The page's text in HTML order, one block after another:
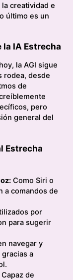
creatividad e
último es un
IA Estrecha
la AGI sigue
rodea, desde
de
pero
general del
Estrecha
Como Siri o
a comandos de
por
para sugerir
navegar y
a
Capaz de